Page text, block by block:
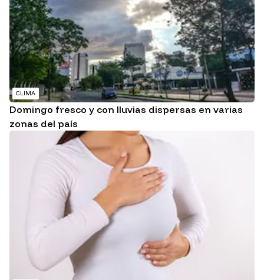
CLIMA
Domingo fresco y con lluvias dispersas en varias
zonas del país